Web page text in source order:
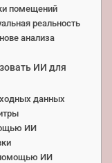
помещений
реальность
анализа
ИИ для
данных
ИИ
помощью ИИ